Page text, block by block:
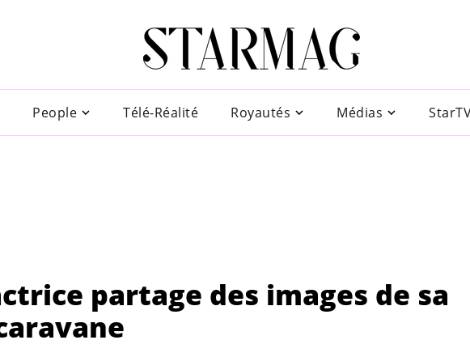
People Télé-Réalité Royautés Médias
partage des images de sa